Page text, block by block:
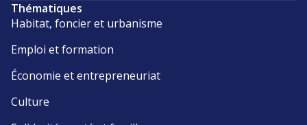
Thématiques
Habitat, foncier et urbanisme
Emploi et formation
Économie et entrepreneuriat
Culture